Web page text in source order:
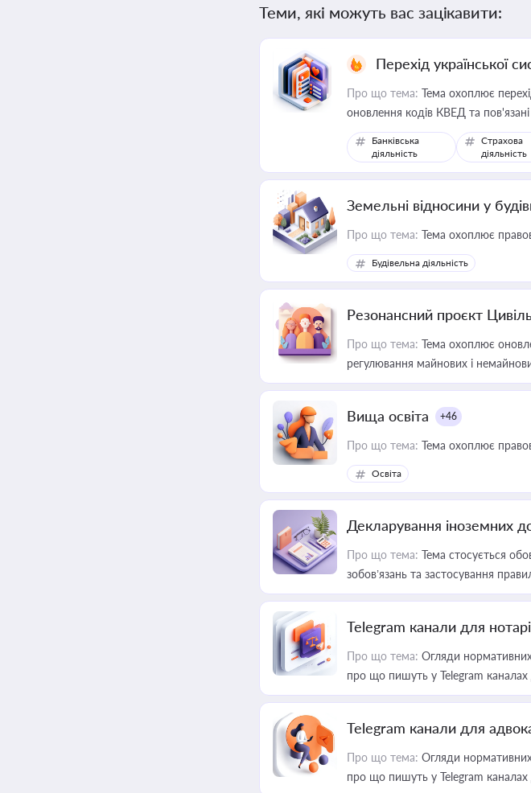
Теми, які можуть вас зацікавити:
Перехід української
Про що тема: Тема охоплює
оновлення кодів КВЕД та
Банківська
діяльність
Страхова
діяльність
Земельні відносини у
Про що тема: Тема охоплює
Будівельна діяльність
Резонансний проєкт
Про що тема: Тема охоплює
регулювання майнових і
Вища освіта +46
Про що тема: Тема охоплює
Освіта
Декларування іноземних
Про що тема: Тема стосується
зобов’язань та застосування
Telegram канали для
Про що тема: Огляди нормативних
про що пишуть у Telegram каналах
Telegram канали для
Про що тема: Огляди нормативних
про що пишуть у Telegram каналах